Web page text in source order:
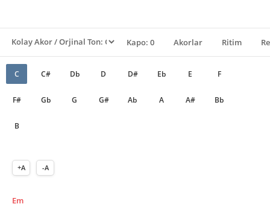
Kapo: 0 Akorlar Ritim
C C# Db D D# Eb E F
F# Gb G G# Ab A A# Bb
B
+A -A
Em